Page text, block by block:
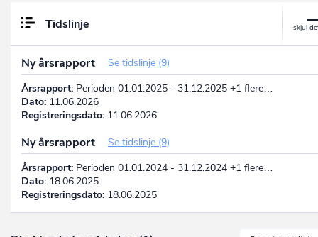
Tidslinje
Ny årsrapport
Se tidslinje (9)
Årsrapport: Perioden 01.01.2025 - 31.12.2025 +1 flere…
Dato: 11.06.2026
Registreringsdato: 11.06.2026
Ny årsrapport
Se tidslinje (9)
Årsrapport: Perioden 01.01.2024 - 31.12.2024 +1 flere…
Dato: 18.06.2025
Registreringsdato: 18.06.2025